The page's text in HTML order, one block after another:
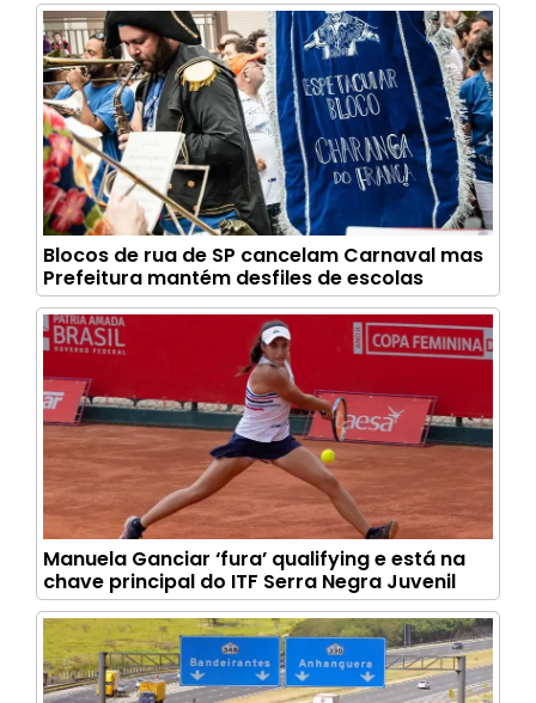
Blocos de rua de SP cancelam Carnaval mas
Prefeitura mantém desfiles de escolas
Manuela Ganciar ‘fura’ qualifying e está na
chave principal do ITF Serra Negra Juvenil